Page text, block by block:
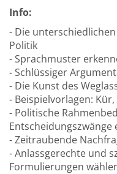
Info:
- Die
Politik
- Sprachmuster
- Schlüssiger
- Die Kunst des
- Beispielvorlagen:
- Politische
Entscheidungszwänge
- Zeitraubende
- Anlassgerechte und
Formulierungen